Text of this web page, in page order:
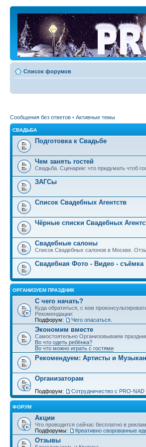
Список форумов
Сообщения без ответов • Активные темы
СВАДЬБА
Подготовка к Свадьбе
Чем занять гостей
Свадьба. Сценарии: что придумать чтоб
ЗАГСы
Список Свадебных Агентств
Чёрные списки Свадебных
Свадебные салоны
Список Свадебных салонов в Москве.
Свадебная Фото - Видео - съёмка
ОРГАНИЗУЕМ ПРАЗДНИК
С чего начать?
Куда обратиться, с кем
Рекомендации:
Подфорум:
Чего опасаться.
Экономим вместе
Самостоятельно Организовываем
Во что одеть ребёнка?
Во что можно играть с гостями
Рекомендуем: Артисты и
Организаторам
Подфорум: Сотрудничество c PRO-
ФОРУМ
Акции
Что проводится сейчас бесплатно в
Подфорумы:
Креативно сворованные
Отзывы